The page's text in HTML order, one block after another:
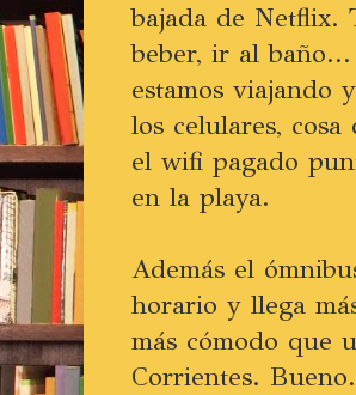
bajada de Netflix.
beber, ir al
estamos viajando
los celulares,
el wifi pagado
en la playa.
Además el
horario y llega
más cómodo que
Corrientes.